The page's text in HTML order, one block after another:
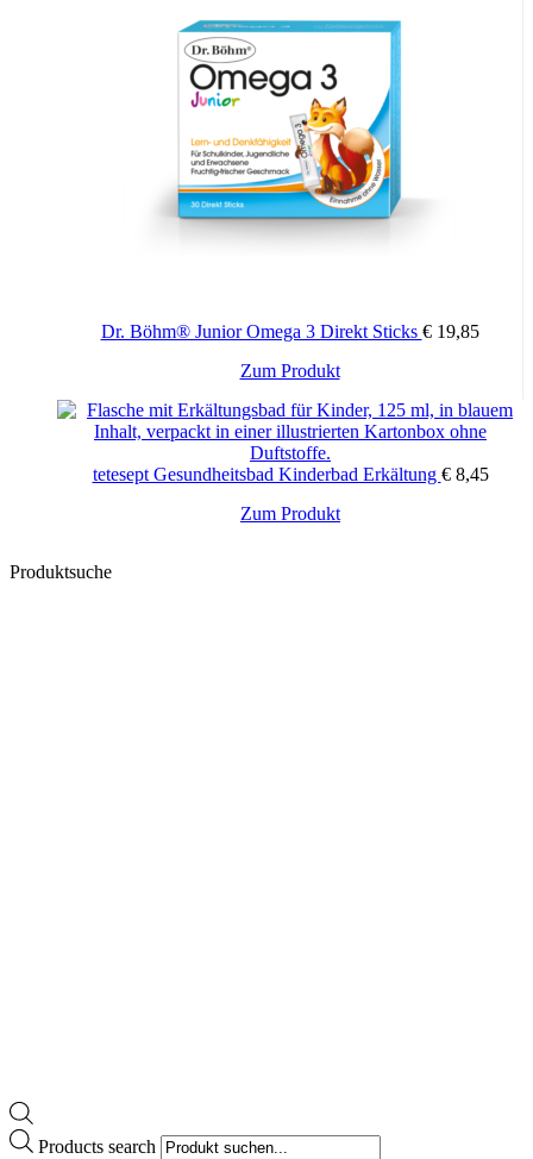
Dr. Böhm® Junior Omega 3 Direkt Sticks €19,85
Zum Produkt
tetesept Gesundheitsbad Kinderbad Erkältung €8,45
Zum Produkt
Produktsuche
Products search